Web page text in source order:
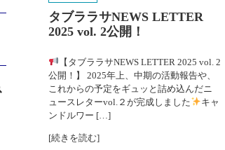
視察
いろいろ
お知らせ
タブララサNEWS LETTER
2025 vol. 2公開！
【タブララサNEWS LETTER 2025 vol. 2
公開！】 2025年上、中期の活動報告や、
これからの予定をギュッと詰め込んだニ
ュースレターvol.２が完成しました
キャ
ンドルワー […]
[続きを読む]